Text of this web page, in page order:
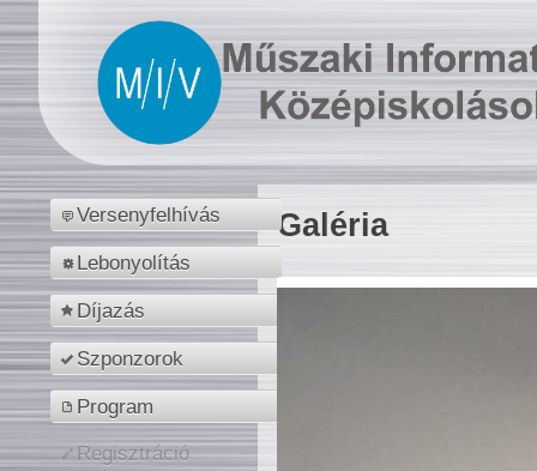
Versenyfelhívás
Lebonyolítás
Díjazás
Szponzorok
Program
Regisztráció
Galéria